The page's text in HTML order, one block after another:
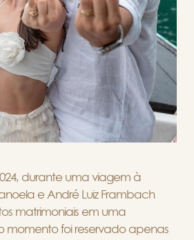
durante uma viagem à
e André Luiz Frambach
matrimoniais em uma
momento foi reservado apenas